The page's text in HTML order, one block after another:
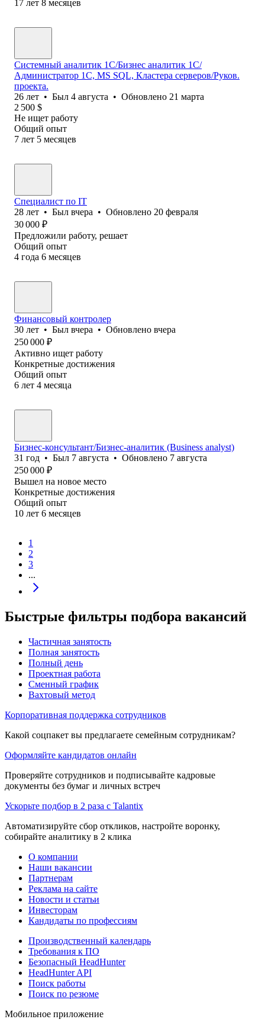
17 лет 8 месяцев
Системный аналитик 1С/Бизнес аналитик 1С/
Администратор 1С, MS SQL, Кластера серверов/Руков.
проекта.
26 лет • Был 4 августа • Обновлено 21 марта
2 500 $
Не ищет работу
Общий опыт
7 лет 5 месяцев
Специалист по IT
28 лет • Был вчера • Обновлено 20 февраля
30 000 ₽
Предложили работу, решает
Общий опыт
4 года 6 месяцев
Финансовый контролер
30 лет • Был вчера • Обновлено вчера
250 000 ₽
Активно ищет работу
Конкретные достижения
Общий опыт
6 лет 4 месяца
Бизнес-консультант/Бизнес-аналитик (Business analyst)
31 год • Был 7 августа • Обновлено 7 августа
250 000 ₽
Вышел на новое место
Конкретные достижения
Общий опыт
10 лет 6 месяцев
1
2
3
...
Быстрые фильтры подбора вакансий
Частичная занятость
Полная занятость
Полный день
Проектная работа
Сменный график
Вахтовый метод
Корпоративная поддержка сотрудников
Какой соцпакет вы предлагаете семейным сотрудникам?
Оформляйте кандидатов онлайн
Проверяйте сотрудников и подписывайте кадровые
документы без бумаг и личных встреч
Ускорьте подбор в 2 раза с Talantix
Автоматизируйте сбор откликов, настройте воронку,
собирайте аналитику в 2 клика
О компании
Наши вакансии
Партнерам
Реклама на сайте
Новости и статьи
Инвесторам
Кандидаты по профессиям
Производственный календарь
Требования к ПО
Безопасный HeadHunter
HeadHunter API
Поиск работы
Поиск по резюме
Мобильное приложение